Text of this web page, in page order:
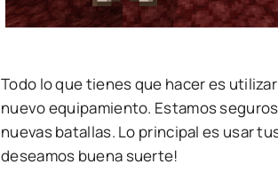
Todo lo que tienes que hacer es
nuevo equipamiento. Estamos
nuevas batallas. Lo principal es usar
deseamos buena suerte!